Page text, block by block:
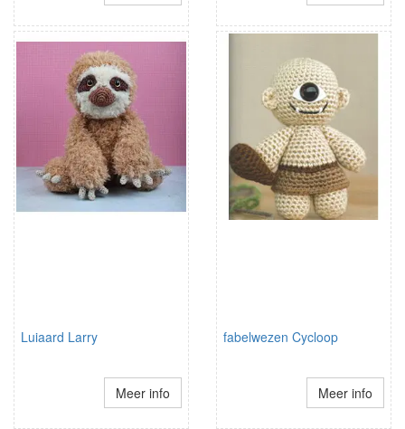
Luiaard Larry
Meer info
fabelwezen Cycloop
Meer info